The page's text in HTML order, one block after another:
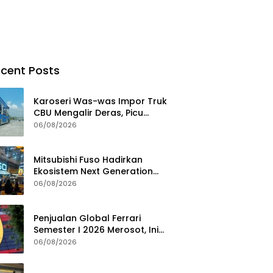
Posts
Karoseri Was-was Impor Truk
CBU Mengalir Deras, Picu
Persaingan Tak Sehat
06/08/2026
Mitsubishi Fuso Hadirkan
Ekosistem Next Generation
Zero Down Time di GIIAS 2026
06/08/2026
Penjualan Global Ferrari
Semester I 2026 Merosot, Ini
Penyebabnya
06/08/2026